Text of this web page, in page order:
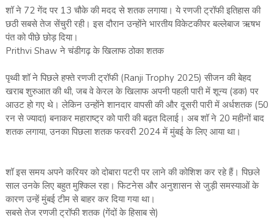
शॉ ने 72 गेंद पर 13 चौके की मदद से शतक लगाया। ये रणजी ट्रॉफी इतिहास की
छठी सबसे तेज सेंचुरी रही। इस दौरान उन्होंने भारतीय विकेटकीपर बल्लेबाज ऋषभ
पंत को पीछे छोड़ दिया।
Prithvi Shaw ने चंडीगढ़ के खिलाफ ठोका शतक
पृथ्वी शॉ ने पिछले हफ्ते रणजी ट्रॉफी (Ranji Trophy 2025) सीजन की बेहद
खराब शुरुआत की थी, जब वे केरल के खिलाफ अपनी पहली पारी में शून्य (डक) पर
आउट हो गए थे। लेकिन उन्होंने शानदार वापसी की और दूसरी पारी में अर्धशतक (50
रन से ज्यादा) बनाकर महाराष्ट्र को पारी की बढ़त दिलाई। अब शॉ ने 20 महीनों बाद
शतक लगाया, उनका पिछला शतक फरवरी 2024 में मुंबई के लिए आया था।
शॉ इस समय अपने करियर को दोबारा पटरी पर लाने की कोशिश कर रहे हैं। पिछले
साल उनके लिए बहुत मुश्किल रहा। फिटनेस और अनुशासन से जुड़ी समस्याओं के
कारण उन्हें मुंबई टीम से बाहर कर दिया गया था।
सबसे तेज रणजी ट्रॉफी शतक (गेंदों के हिसाब से)